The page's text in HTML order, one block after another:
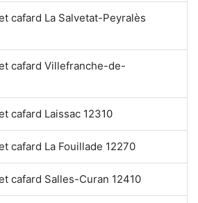
cafard La Salvetat-Peyralès
cafard Villefranche-de-
cafard Laissac 12310
cafard La Fouillade 12270
cafard Salles-Curan 12410